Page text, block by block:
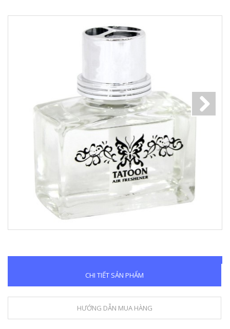
CHI TIẾT SẢN PHẨM
HƯỚNG DẪN MUA HÀNG